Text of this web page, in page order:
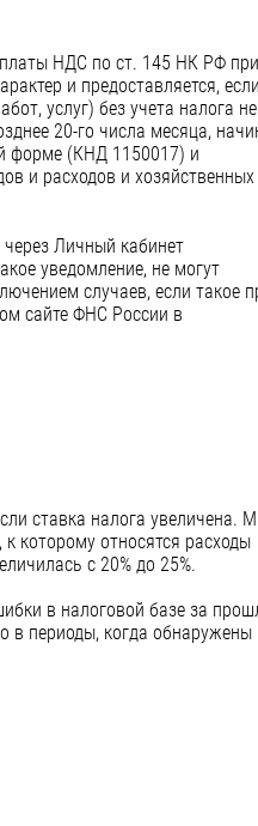
НДС по ст. 145 НК РФ при
и предоставляется,
услуг) без учета налога не
20-го числа месяца,
форме (КНД 1150017) и
и расходов и хозяйственных
Личный кабинет
уведомление, не могут
случаев, если такое
сайте ФНС России в
ставка налога увеличена.
которому относятся расходы
с 20% до 25%.
в налоговой базе за
в периоды, когда обнаружены